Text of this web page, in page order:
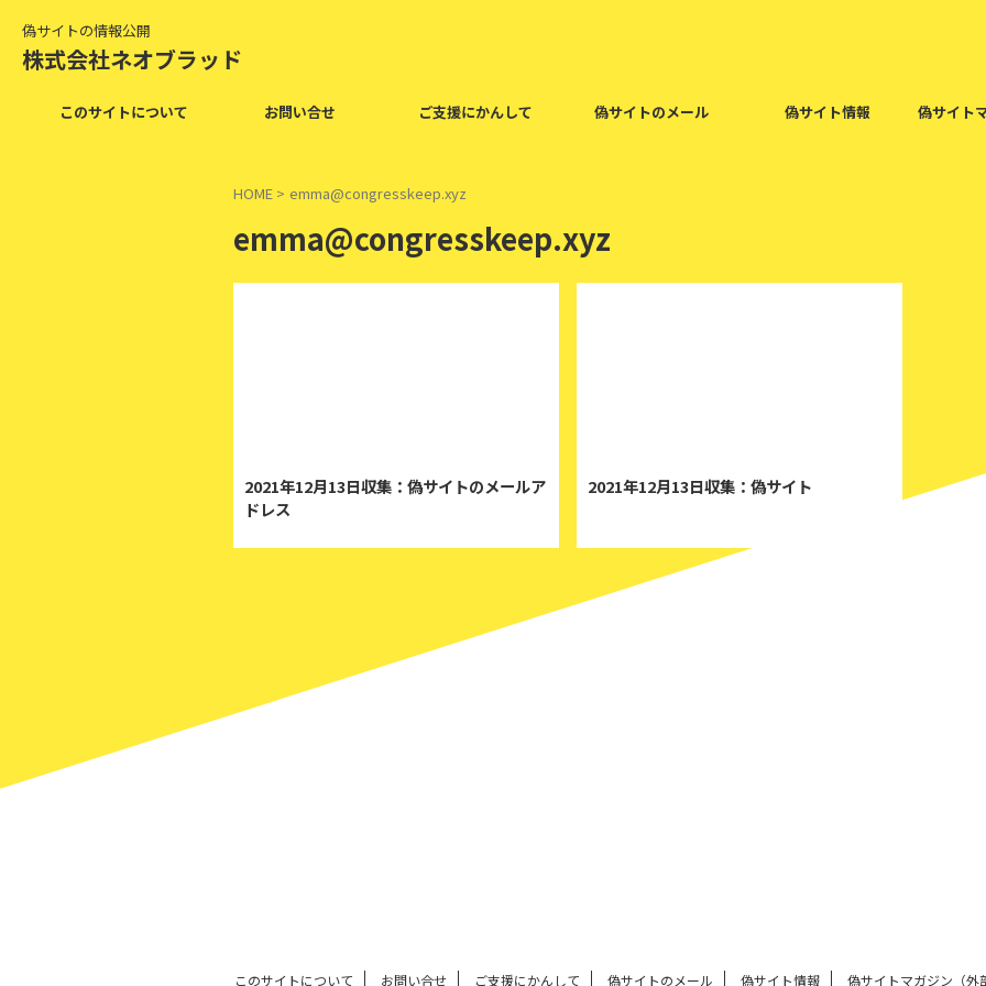
偽サイトの情報公開
株式会社ネオブラッド
このサイトについて お問い合せ ご支援にかんして 偽サイトのメール 偽サイト情報 偽サイト
HOME > emma@congresskeep.xyz
emma@congresskeep.xyz
2021年12月13日収集：偽サイトのメールア
ドレス
2021年12月13日収集：偽サイト
このサイトについて お問い合せ ご支援にかんして 偽サイトのメール 偽サイト情報 偽サイトマガジン（外